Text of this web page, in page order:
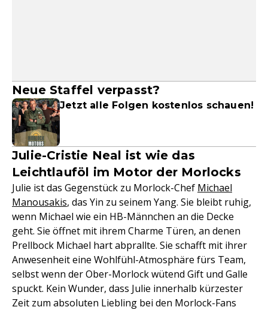
Neue Staffel verpasst?
Jetzt alle Folgen kostenlos schauen!
Julie-Cristie Neal ist wie das
Leichtlauföl im Motor der Morlocks
Julie ist das Gegenstück zu Morlock-Chef Michael
Manousakis, das Yin zu seinem Yang. Sie bleibt ruhig,
wenn Michael wie ein HB-Männchen an die Decke
geht. Sie öffnet mit ihrem Charme Türen, an denen
Prellbock Michael hart abprallte. Sie schafft mit ihrer
Anwesenheit eine Wohlfühl-Atmosphäre fürs Team,
selbst wenn der Ober-Morlock wütend Gift und Galle
spuckt. Kein Wunder, dass Julie innerhalb kürzester
Zeit zum absoluten Liebling bei den Morlock-Fans